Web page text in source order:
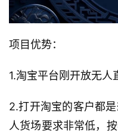
项目优势：
1.淘宝平台刚开放无人
2.打开淘宝的客户都
人货场要求非常低，